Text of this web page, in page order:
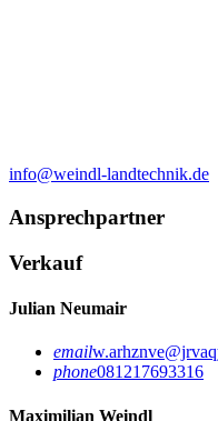
info@weindl-landtechnik.de
Ansprechpartner
Verkauf
Julian Neumair
email
phone081217693316
Maximilian Weindl